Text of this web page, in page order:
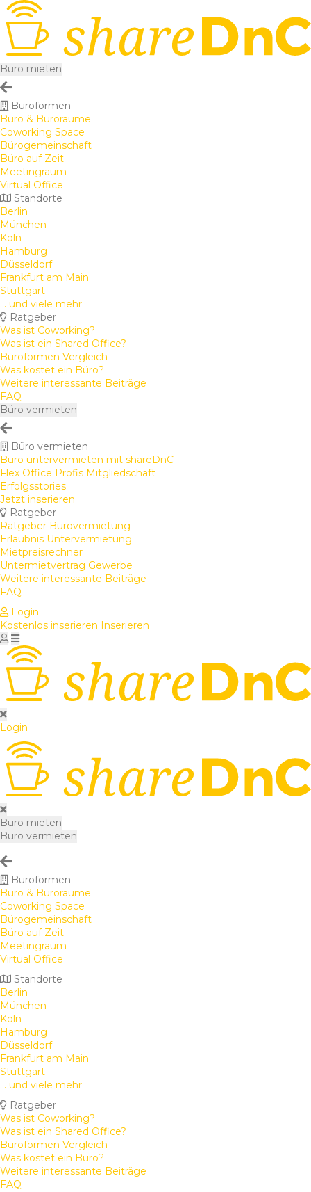
Büro mieten
Büroformen
Büro & Büroräume
Coworking Space
Bürogemeinschaft
Büro auf Zeit
Meetingraum
Virtual Office
Standorte
Berlin
München
Köln
Hamburg
Düsseldorf
Frankfurt am Main
Stuttgart
... und viele mehr
Ratgeber
Was ist Coworking?
Was ist ein Shared Office?
Büroformen Vergleich
Was kostet ein Büro?
Weitere interessante Beiträge
FAQ
Büro vermieten
Büro vermieten
Büro untervermieten mit shareDnC
Flex Office Profis Mitgliedschaft
Erfolgsstories
Jetzt inserieren
Ratgeber
Ratgeber Bürovermietung
Erlaubnis Untervermietung
Mietpreisrechner
Untermietvertrag Gewerbe
Weitere interessante Beiträge
FAQ
Login
Kostenlos inserieren Inserieren
Login
Büro mieten
Büro vermieten
Büroformen
Büro & Büroräume
Coworking Space
Bürogemeinschaft
Büro auf Zeit
Meetingraum
Virtual Office
Standorte
Berlin
München
Köln
Hamburg
Düsseldorf
Frankfurt am Main
Stuttgart
... und viele mehr
Ratgeber
Was ist Coworking?
Was ist ein Shared Office?
Büroformen Vergleich
Was kostet ein Büro?
Weitere interessante Beiträge
FAQ